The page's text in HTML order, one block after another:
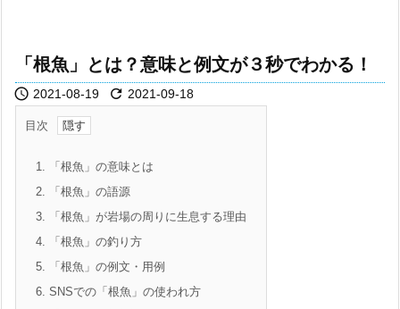
「根魚」とは？意味と例文が３秒でわかる！
 2021-08-19  2021-09-18
目次
1. 「根魚」の意味とは
2. 「根魚」の語源
3. 「根魚」が岩場の周りに生息する理由
4. 「根魚」の釣り方
5. 「根魚」の例文・用例
6. SNSでの「根魚」の使われ方